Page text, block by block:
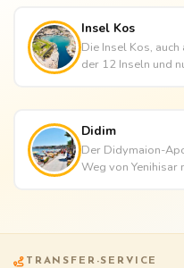
Insel Kos
Die Insel Kos,
der 12 Inseln und
Didim
Der Didymaion-
Weg von Yenihisar
TRANSFER-SERVICE